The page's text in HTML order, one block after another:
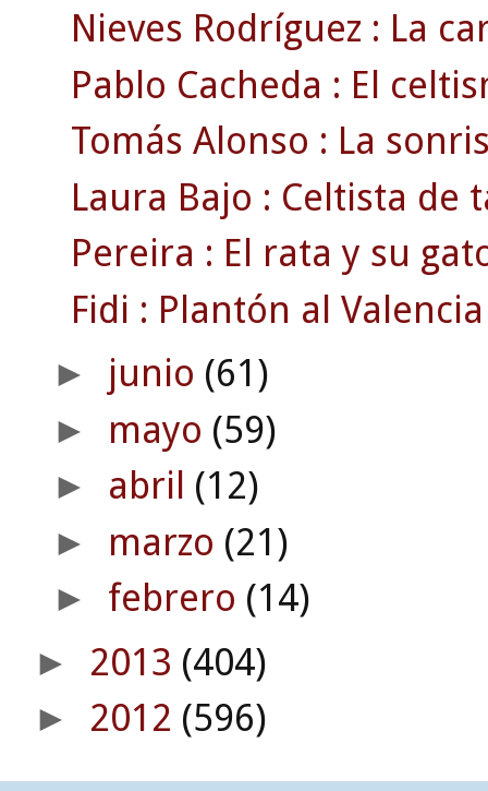
Nieves Rodríguez : La
Pablo Cacheda : El
Tomás Alonso : La
Laura Bajo : Celtista de
Pereira : El rata y su
Fidi : Plantón al
► junio (61)
► mayo (59)
► abril (12)
► marzo (21)
► febrero (14)
► 2013 (404)
► 2012 (596)